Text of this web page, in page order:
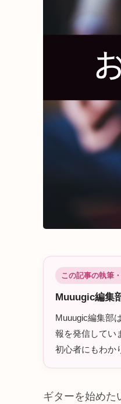
この記事の執筆
Muuugic編集
Muuugic編集部
報を発信してい
初心者にもわか
ギターを始めた